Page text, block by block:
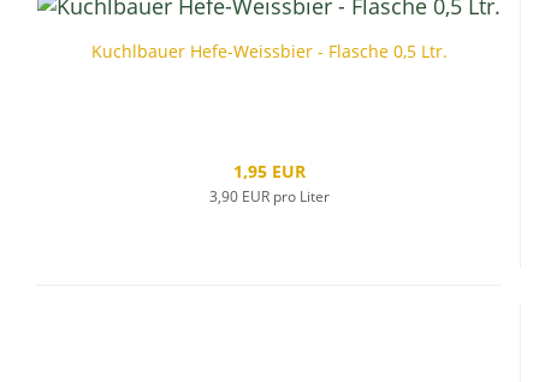
Kuchlbauer Hefe-Weissbier - Flasche 0,5 Ltr.
1,95 EUR
3,90 EUR pro Liter